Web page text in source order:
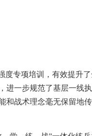
度专项培训，有效提升
进一步规范了基层一线
和战术理念毫无保留地